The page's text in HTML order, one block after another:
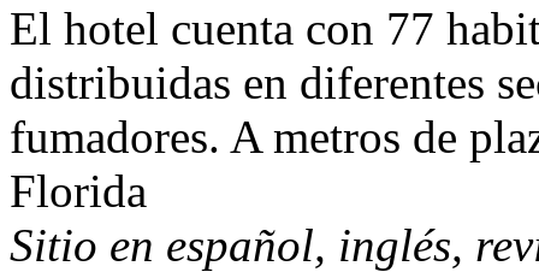
El hotel cuenta con 77
distribuidas en diferentes
fumadores. A metros de
Florida
Sitio en español, inglés,